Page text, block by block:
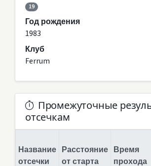
19
Год рождения
1983
Клуб
Ferrum
Промежуточные
отсечкам
Название
отсечки
Расстояние
от старта
Время
прохода